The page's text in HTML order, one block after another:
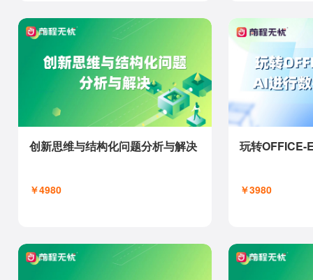
创新思维与结构化问题分析与解决
￥4980 ￥3980